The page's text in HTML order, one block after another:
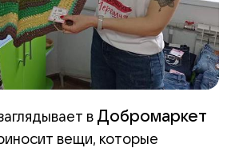
в Добромаркет
вещи, которые